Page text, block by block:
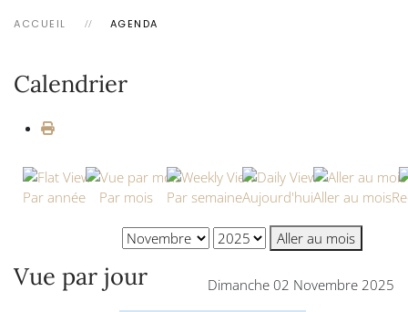
ACCUEIL AGENDA
Calendrier
Par année Par mois Par semaineAujourd'huiAller au mois
Aller au mois
Vue par jour
Dimanche 02 Novembre 2025